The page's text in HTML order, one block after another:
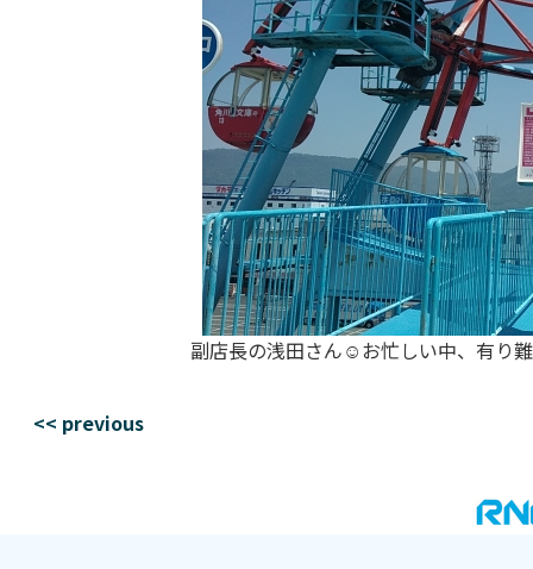
副店長の浅田さん☺️お忙しい中、有り
<< previous